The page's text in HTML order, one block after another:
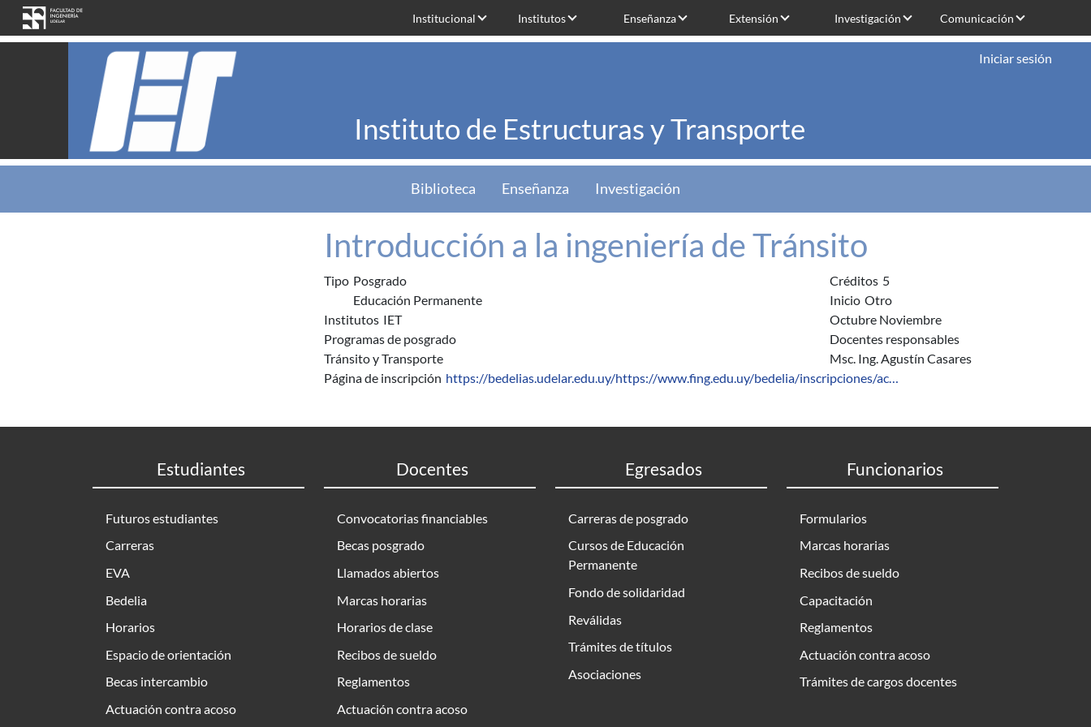
Pasar al contenido principal
Institucional Institutos Enseñanza Extensión Investigación Comunicación
Instituto de Estructuras y Transporte
Iniciar sesión
Biblioteca Enseñanza Investigación
Introducción a la ingeniería de Tránsito
Tipo Posgrado
Educación Permanente
Institutos IET
Programas de posgrado
Tránsito y Transporte
Créditos 5
Inicio Otro
Octubre Noviembre
Docentes responsables
Msc. Ing. Agustín Casares
Página de inscripción https://bedelias.udelar.edu.uy/https://www.fing.edu.uy/bedelia/inscripciones/ac…
Estudiantes
Futuros estudiantes
Carreras
EVA
Bedelia
Horarios
Espacio de orientación
Becas intercambio
Actuación contra acoso
Docentes
Convocatorias financiables
Becas posgrado
Llamados abiertos
Marcas horarias
Horarios de clase
Recibos de sueldo
Reglamentos
Actuación contra acoso
Egresados
Carreras de posgrado
Cursos de Educación
Permanente
Fondo de solidaridad
Reválidas
Trámites de títulos
Asociaciones
Funcionarios
Formularios
Marcas horarias
Recibos de sueldo
Capacitación
Reglamentos
Actuación contra acoso
Trámites de cargos docentes